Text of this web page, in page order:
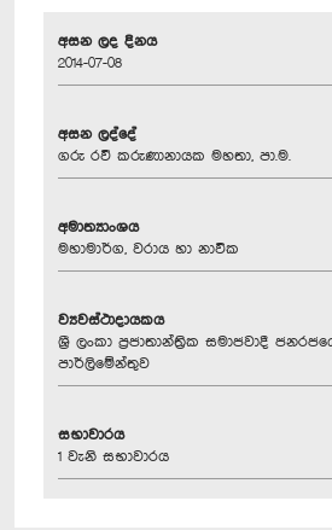
අසන ලද දිනය
2014-07-08
අසන ලද්දේ
ගරු රවී කරුණානායක මහතා, පා.ම.
අමාත්‍යාංශය
මහාමාර්ග, වරාය හා නාවික
ව්‍යවස්ථාදායකය
ශ්‍රී ලංකා ප්‍රජාතාන්ත්‍රික සමාජවාදී
පාර්ලිමේන්තුව
සභාවාරය
1 වැනි සභාවාරය